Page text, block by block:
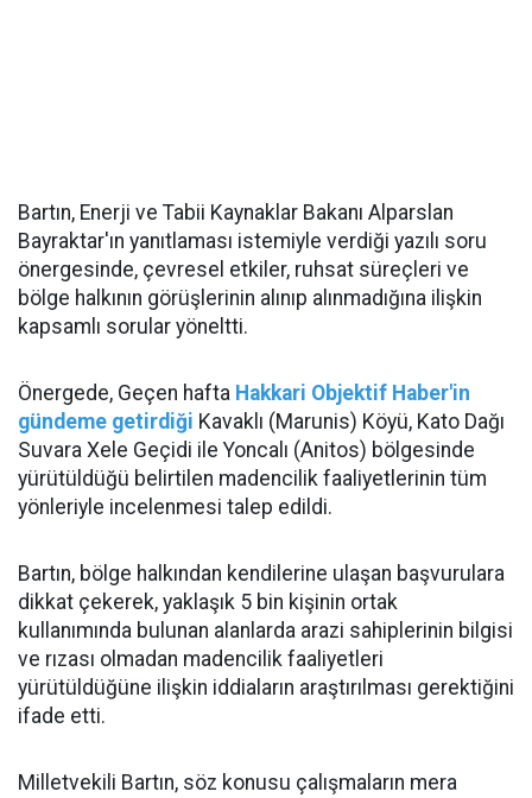
Bartın, Enerji ve Tabii Kaynaklar Bakanı Alparslan
Bayraktar'ın yanıtlaması istemiyle verdiği yazılı soru
önergesinde, çevresel etkiler, ruhsat süreçleri ve
bölge halkının görüşlerinin alınıp alınmadığına ilişkin
kapsamlı sorular yöneltti.
Önergede, Geçen hafta Hakkari Objektif Haber'in
gündeme getirdiği Kavaklı (Marunis) Köyü, Kato Dağı
Suvara Xele Geçidi ile Yoncalı (Anitos) bölgesinde
yürütüldüğü belirtilen madencilik faaliyetlerinin tüm
yönleriyle incelenmesi talep edildi.
Bartın, bölge halkından kendilerine ulaşan başvurulara
dikkat çekerek, yaklaşık 5 bin kişinin ortak
kullanımında bulunan alanlarda arazi sahiplerinin bilgisi
ve rızası olmadan madencilik faaliyetleri
yürütüldüğüne ilişkin iddiaların araştırılması gerektiğini
ifade etti.
Milletvekili Bartın, söz konusu çalışmaların mera